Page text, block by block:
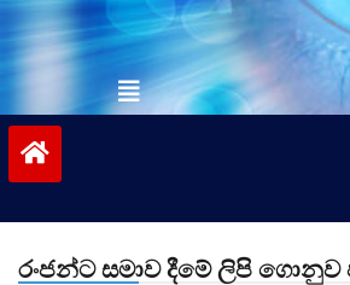
රංජන්ට සමාව දීමේ ලිපි